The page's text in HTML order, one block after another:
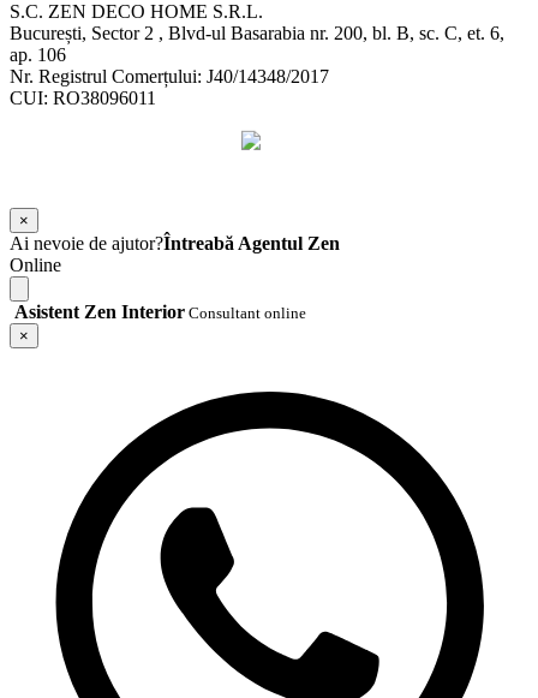
S.C. ZEN DECO HOME S.R.L.
București, Sector 2 , Blvd-ul Basarabia nr. 200, bl. B, sc. C, et. 6,
ap. 106
Nr. Registrul Comerțului: J40/14348/2017
CUI: RO38096011
×
Ai nevoie de ajutor?Întreabă Agentul Zen
Online
Asistent Zen Interior Consultant online
×